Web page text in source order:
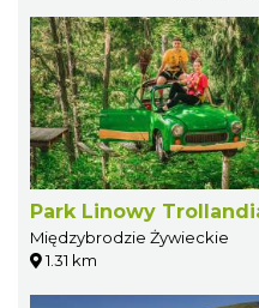
Park Linowy
Międzybrodzie Żywieckie
1.31 km